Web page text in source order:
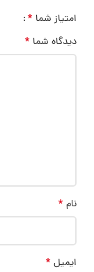
امتیاز شما *
دیدگاه شما *
نام *
ایمیل *